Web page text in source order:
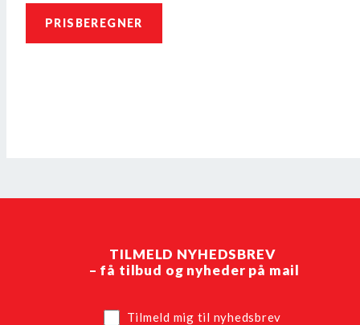
PRISBEREGNER
TILMELD NYHEDSBREV
– få tilbud og nyheder på mail
Tilmeld mig til nyhedsbrev